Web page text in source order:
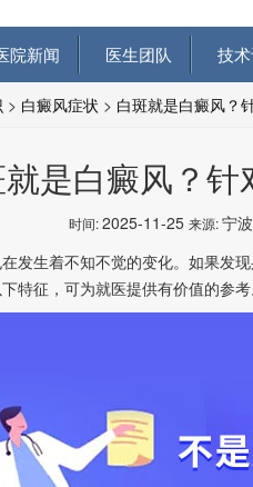
院新闻 医生团队 技
> 白癜风症状 > 白斑就是白癜风？
就是白癜风？
时间:2025-11-25 来源:宁
生着不知不觉的变化。如果发现
特征，可为就医提供有价值的参考